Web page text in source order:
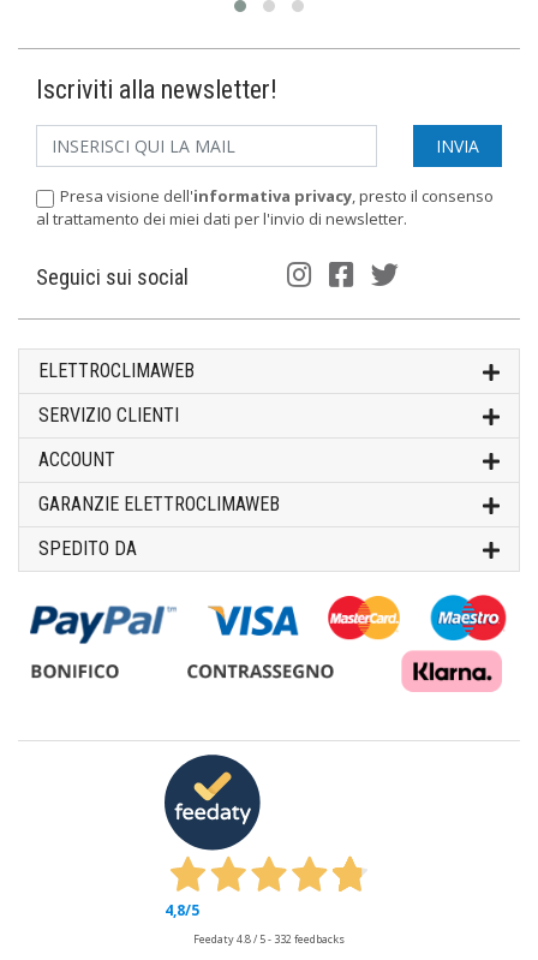
Iscriviti alla newsletter!
Presa visione dell'informativa privacy, presto il consenso
al trattamento dei miei dati per l'invio di newsletter.
Seguici sui social
ELETTROCLIMAWEB
SERVIZIO CLIENTI
ACCOUNT
GARANZIE ELETTROCLIMAWEB
SPEDITO DA
4,8/5
Feedaty4.8/ 5- 332 feedbacks